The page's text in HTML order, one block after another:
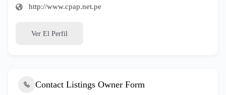
http://www.cpap.net.pe
Ver El Perfil
Contact Listings Owner Form